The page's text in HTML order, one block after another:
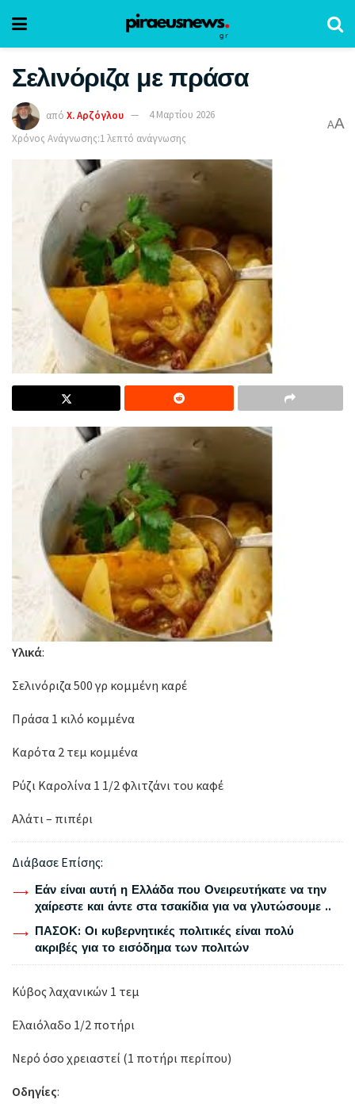
Σελινόριζα με πράσα
από Χ. Αρζόγλου
4 Μαρτίου 2026
Χρόνος Ανάγνωσης:1 λεπτό ανάγνωσης
AA
Υλικά:
Σελινόριζα 500 γρ κομμένη καρέ
Πράσα 1 κιλό κομμένα
Καρότα 2 τεμ κομμένα
Ρύζι Καρολίνα 1 1/2 φλιτζάνι του καφέ
Αλάτι – πιπέρι
Διάβασε Επίσης:
Εάν είναι αυτή η Ελλάδα που Ονειρευτήκατε να την
χαίρεστε και άντε στα τσακίδια για να γλυτώσουμε ..
ΠΑΣΟΚ: Οι κυβερνητικές πολιτικές είναι πολύ
ακριβές για το εισόδημα των πολιτών
Κύβος λαχανικών 1 τεμ
Ελαιόλαδο 1/2 ποτήρι
Νερό όσο χρειαστεί (1 ποτήρι περίπου)
Οδηγίες: